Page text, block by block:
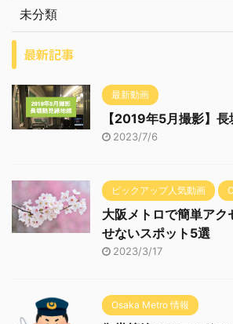
未分類
最新記事
最新動画
【2019年5月撮影】
2023/7/6
ピックアップ人気動画
大阪メトロで簡単アク
せないスポット5選
2023/3/17
Osaka Metro 情報